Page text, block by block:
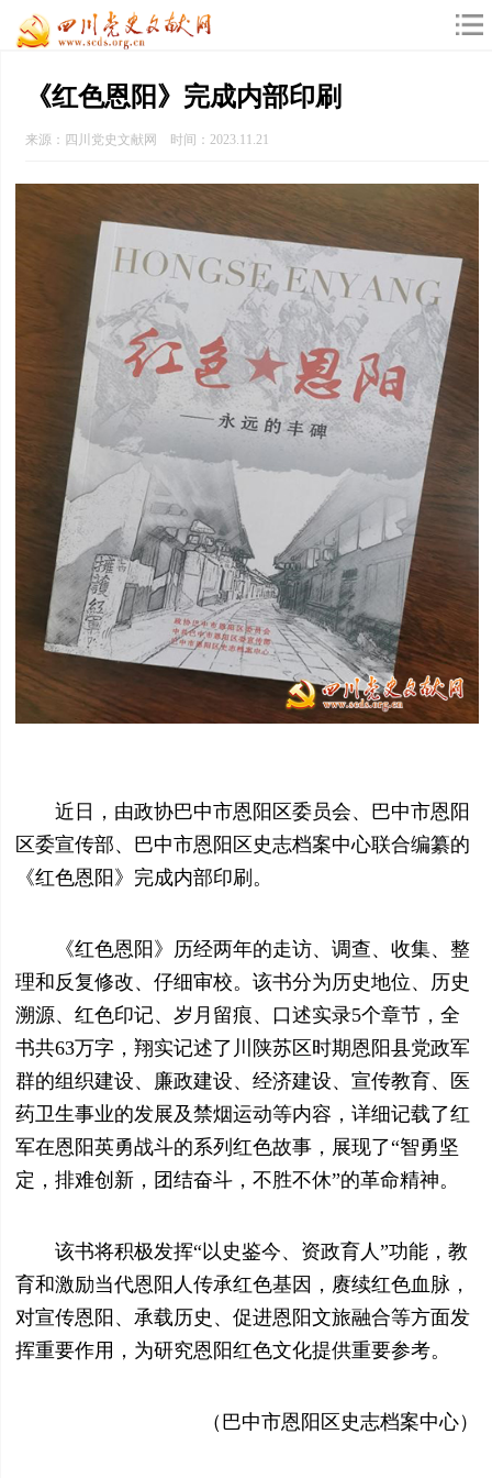
《红色恩阳》完成内部印刷
来源：四川党史文献网 时间：2023.11.21
近日，由政协巴中市恩阳区委员会、巴中市恩阳
区委宣传部、巴中市恩阳区史志档案中心联合编纂的
《红色恩阳》完成内部印刷。
《红色恩阳》历经两年的走访、调查、收集、整
理和反复修改、仔细审校。该书分为历史地位、历史
溯源、红色印记、岁月留痕、口述实录5个章节，全
书共63万字，翔实记述了川陕苏区时期恩阳县党政军
群的组织建设、廉政建设、经济建设、宣传教育、医
药卫生事业的发展及禁烟运动等内容，详细记载了红
军在恩阳英勇战斗的系列红色故事，展现了“智勇坚
定，排难创新，团结奋斗，不胜不休”的革命精神。
该书将积极发挥“以史鉴今、资政育人”功能，教
育和激励当代恩阳人传承红色基因，赓续红色血脉，
对宣传恩阳、承载历史、促进恩阳文旅融合等方面发
挥重要作用，为研究恩阳红色文化提供重要参考。
（巴中市恩阳区史志档案中心）